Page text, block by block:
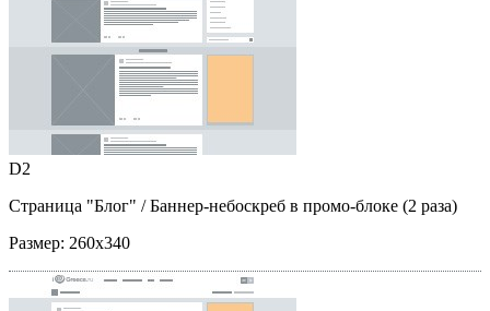
D2
Страница "Блог" / Баннер-небоскреб в промо-блоке (2 раза)
Размер: 260x340